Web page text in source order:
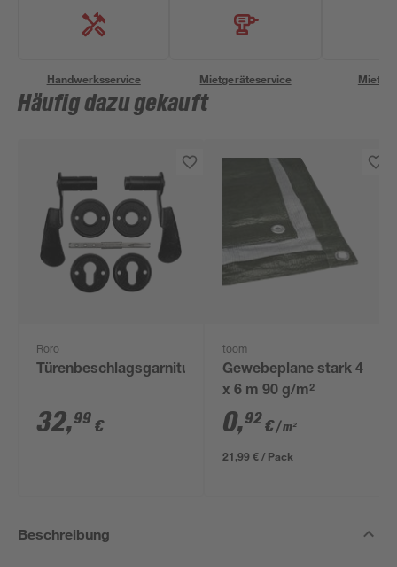
Handwerksservice Mietgeräteservice
Häufig dazu gekauft
Roro
Türenbeschlagsgarnitur
32,99 €
toom
Gewebeplane stark 4
x 6 m 90 g/m²
0,92€/ m²
21,99 € / Pack
Beschreibung